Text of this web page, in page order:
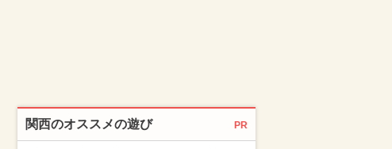
関西のオススメの遊び PR